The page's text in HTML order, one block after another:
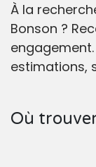
À la
Bonson ?
estimations,
Où